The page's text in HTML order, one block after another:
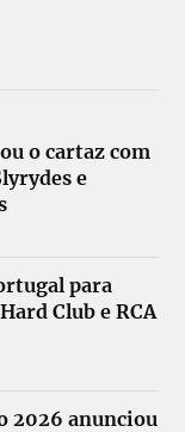
o cartaz com
e
para
Club e RCA
2026 anunciou